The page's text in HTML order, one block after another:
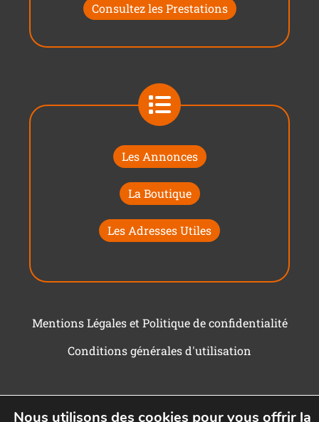
Consultez les Prestations
Les Annonces
La Boutique
Les Adresses Utiles
Mentions Légales et Politique de confidentialité
Conditions générales d'utilisation
Nous utilisons des cookies pour vous offrir la